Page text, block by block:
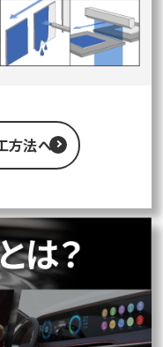
方法へ